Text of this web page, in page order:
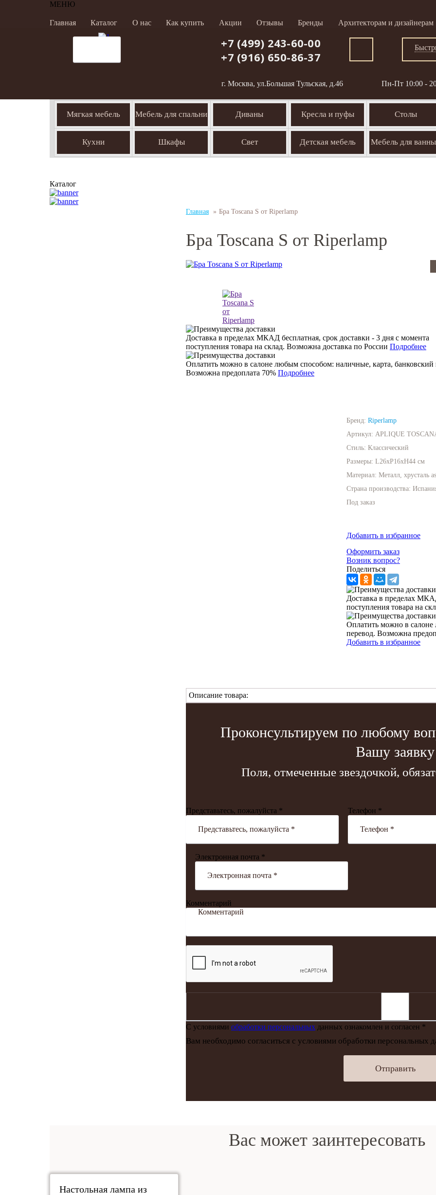
МЕНЮ
Главная Каталог О нас Как купить Акции Отзывы Бренды Архитекторам и дизайнерам
г. Москва, ул.Большая Тульская, д.46 Пн-Пт 10:00 -
+7 (499) 243-60-00
+7 (916) 650-86-37
Мягкая мебель Мебель для спальни Диваны Кресла и пуфы Столы
Кухни Шкафы Свет Детская мебель Мебель для
Каталог
Главная » Бра Toscana S от Riperlamp
Бра Toscana S от Riperlamp
Доставка в пределах МКАД бесплатная, срок доставки - 3 дня с момента
поступления товара на склад. Возможна доставка по России Подробнее
Оплатить можно в салоне любым способом: наличные, карта, банковский
Возможна предоплата 70% Подробнее
Бренд: Riperlamp
Артикул: APLIQUE
Стиль: Классический
Размеры: L26xP16xH44 см
Материал: Металл, хрусталь
Страна производства:
Под заказ
Добавить в избранное
Оформить заказ
Возник вопрос?
Поделиться
Доставка в пределах
поступления товара на
Оплатить можно в
перевод. Возможна
Добавить в избранное
Описание товара:
Проконсультируем по любому
Вашу заявку
Поля, отмеченные звездочкой,
Представьтесь, пожалуйста * Телефон *
Электронная почта *
Комментарий
С условиями обработки персональных данных ознакомлен и согласен *
Вам необходимо согласиться с условиями обработки персональных
Отправить
Вас может заинтересовать
Настольная лампа из